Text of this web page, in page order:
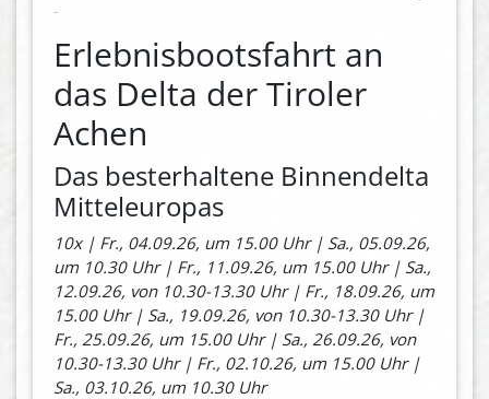
Erlebnisbootsfahrt an
das Delta der Tiroler
Achen
Das besterhaltene Binnendelta
Mitteleuropas
10x | Fr., 04.09.26, um 15.00 Uhr | Sa., 05.09.26,
um 10.30 Uhr | Fr., 11.09.26, um 15.00 Uhr | Sa.,
12.09.26, von 10.30-13.30 Uhr | Fr., 18.09.26, um
15.00 Uhr | Sa., 19.09.26, von 10.30-13.30 Uhr |
Fr., 25.09.26, um 15.00 Uhr | Sa., 26.09.26, von
10.30-13.30 Uhr | Fr., 02.10.26, um 15.00 Uhr |
Sa., 03.10.26, um 10.30 Uhr